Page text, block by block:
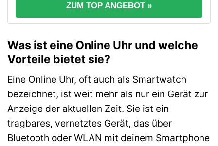
ZUM TOP ANGEBOT »
Was ist eine Online Uhr und welche
Vorteile bietet sie?
Eine Online Uhr, oft auch als Smartwatch
bezeichnet, ist weit mehr als nur ein Gerät zur
Anzeige der aktuellen Zeit. Sie ist ein
tragbares, vernetztes Gerät, das über
Bluetooth oder WLAN mit deinem Smartphone